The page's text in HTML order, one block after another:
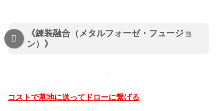
《錬装融合（メタルフォーゼ・フュージョ
ン）》
コストで墓地に送ってドローに繋げる